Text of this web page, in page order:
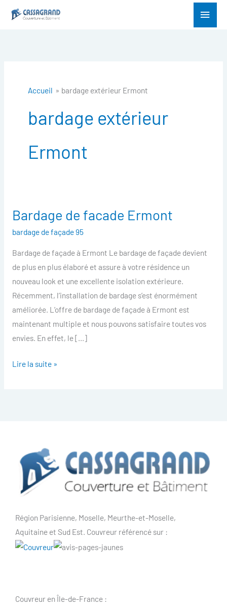
Menu
Accueil bardage extérieur Ermont
bardage extérieur
Ermont
Bardage de facade Ermont
bardage de façade 95
Bardage de façade à Ermont Le bardage de façade devient
de plus en plus élaboré et assure à votre résidence un
nouveau look et une excellente isolation extérieure.
Récemment, l’installation de bardage s’est énormément
améliorée. L’offre de bardage de façade à Ermont est
maintenant multiple et nous pouvons satisfaire toutes vos
envies. En effet, le […]
Bardage
Ermont
Lire la suite »
Région Parisienne, Moselle, Meurthe-et-Moselle,
Aquitaine et Sud Est. Couvreur référencé sur :
Couvreur en Île-de-France :